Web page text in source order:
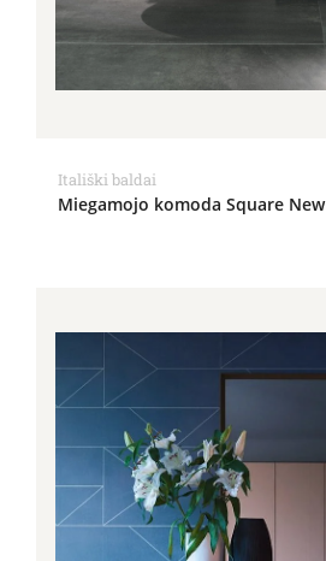
Itališki baldai
Miegamojo komoda Square New
1,190.00€
through
1,317.00€